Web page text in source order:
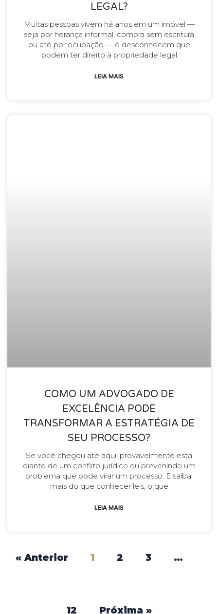
LEGAL?
Muitas pessoas vivem há anos em um imóvel —
seja por herança informal, compra sem escritura
ou até por ocupação — e desconhecem que
podem ter direito à propriedade legal
LEIA MAIS
COMO UM ADVOGADO DE
EXCELÊNCIA PODE
TRANSFORMAR A ESTRATÉGIA DE
SEU PROCESSO?
Se você chegou até aqui, provavelmente está
diante de um conflito jurídico ou prevenindo um
problema que pode virar um processo. E saiba:
mais do que conhecer leis, o que
LEIA MAIS
« Anterior 1 2 3 …
12 Próxima »